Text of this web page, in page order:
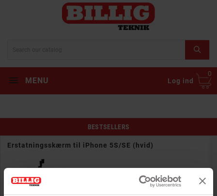
MENU Log ind
0
BESTSELLERS
Erstatningsskærm til iPhone 5S/SE (hvid)